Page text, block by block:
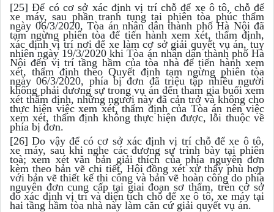
[25] Để có cơ sở xác định vị trí chỗ để xe ô tô, chỗ để
xe máy, sau phần tranh tụng tại phiên tòa phúc thẩm
ngày 06/3/2020, Tòa án nhân dân thành phố Hà Nội đã
tạm ngừng phiên tòa để tiến hành xem xét, thẩm định,
xác định vị trí nơi để xe làm cơ sở giải quyết vụ án, tuy
nhiên ngày 19/3/2020 khi Tòa án nhân dân thành phố Hà
Nội đến vị trí tầng hầm của tòa nhà để tiến hành xem
xét, thẩm định theo Quyết định tạm ngừng phiên tòa
ngày 06/3/2020, phía bị đơn đã triệu tập nhiều người
không phải đương sự trong vụ án đến tham gia buổi xem
xét thẩm định, những người này đã cản trở và không cho
thực hiện việc xem xét, thẩm định của Tòa án nên việc
xem xét, thẩm định không thực hiện được, lỗi thuộc về
phía bị đơn.
[26] Do vậy để có cơ sở xác định vị trí chỗ để xe ô tô,
xe máy, sau khi nghe các đương sự trình bày tại phiên
toà; xem xét văn bản giải thích của phía nguyên đơn
kèm theo bản vẽ chi tiết, Hội đồng xét xử thấy phù hợp
với bản vẽ thiết kế thi công và bản vẽ hoàn công do phía
nguyên đơn cung cấp tại giai đoạn sơ thẩm, trên cơ sở
đó xác định vị trí và diện tích chỗ để xe ô tô, xe máy tại
hai tầng hầm tòa nhà này làm căn cứ giải quyết vụ án.